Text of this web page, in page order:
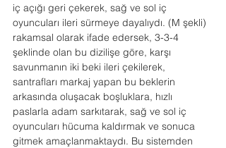
iç açığı geri çekerek, sağ ve sol iç
oyuncuları ileri sürmeye dayalıydı. (M şekli)
rakamsal olarak ifade edersek, 3-3-4
şeklinde olan bu dizilişe göre, karşı
savunmanın iki beki ileri çekilerek,
santrafları markaj yapan bu beklerin
arkasında oluşacak boşluklara, hızlı
paslarla adam sarkıtarak, sağ ve sol iç
oyuncuları hücuma kaldırmak ve sonuca
gitmek amaçlanmaktaydı. Bu sistemden